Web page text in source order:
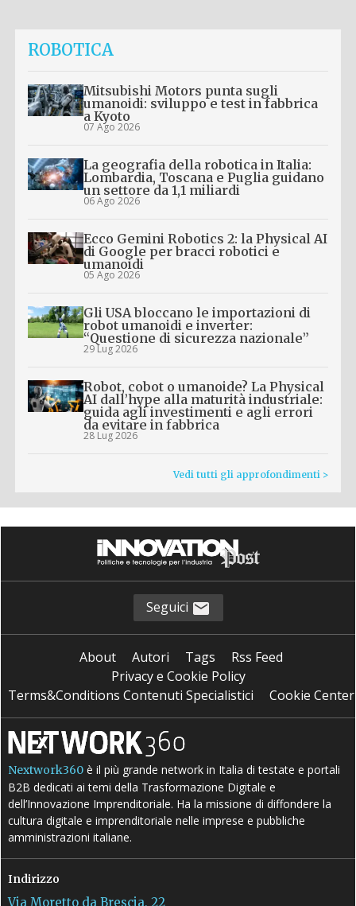
ROBOTICA
Mitsubishi Motors punta sugli
umanoidi: sviluppo e test in fabbrica
a Kyoto
07 Ago 2026
La geografia della robotica in Italia:
Lombardia, Toscana e Puglia guidano
un settore da 1,1 miliardi
06 Ago 2026
Ecco Gemini Robotics 2: la Physical AI
di Google per bracci robotici e
umanoidi
05 Ago 2026
Gli USA bloccano le importazioni di
robot umanoidi e inverter:
“Questione di sicurezza nazionale”
29 Lug 2026
Robot, cobot o umanoide? La Physical
AI dall’hype alla maturità industriale:
guida agli investimenti e agli errori
da evitare in fabbrica
28 Lug 2026
Vedi tutti gli approfondimenti >
Seguici
About Autori Tags
Rss Feed
Privacy e Cookie Policy
Terms&Conditions Contenuti Specialistici
Cookie Center
Nextwork360 è il più grande network in Italia di testate e portali
B2B dedicati ai temi della Trasformazione Digitale e
dell’Innovazione Imprenditoriale. Ha la missione di diffondere la
cultura digitale e imprenditoriale nelle imprese e pubbliche
amministrazioni italiane.
Indirizzo
Via Moretto da Brescia, 22